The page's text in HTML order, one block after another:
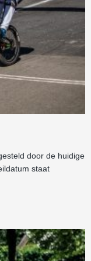
door de huidige
staat